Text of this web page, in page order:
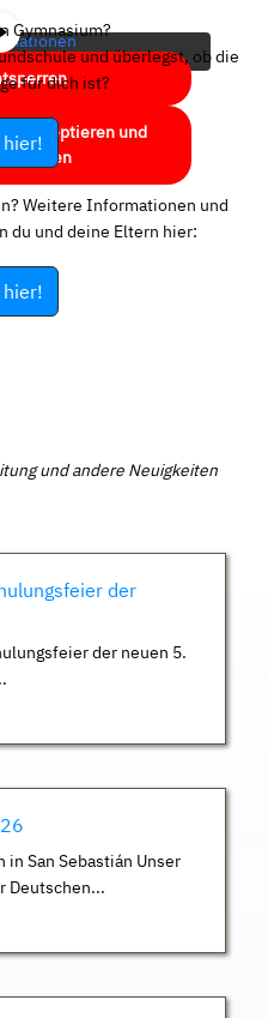
akzeptieren und
Gymnasium?
und überlegst, ob die
für dich ist?
hier!
Weitere Informationen und
du und deine Eltern hier:
hier!
und andere Neuigkeiten
der
der neuen 5.
in San Sebastián Unser
Deutschen...